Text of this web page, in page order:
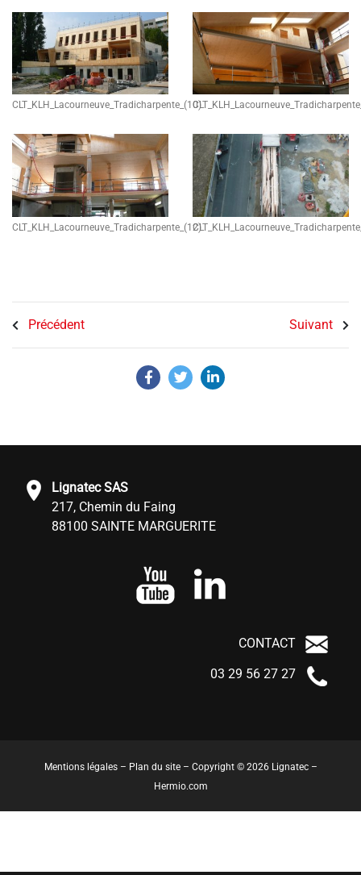
CLT_KLH_Lacourneuve_Tradicharpente_(10)
CLT_KLH_Lacourneuve_Tradicharpente_(12)
Précédent Suivant
Lignatec SAS
217, Chemin du Faing
88100 SAINTE MARGUERITE
CONTACT
03 29 56 27 27
Mentions légales– Plan du site– Copyright © 2026 Lignatec –
Hermio.com